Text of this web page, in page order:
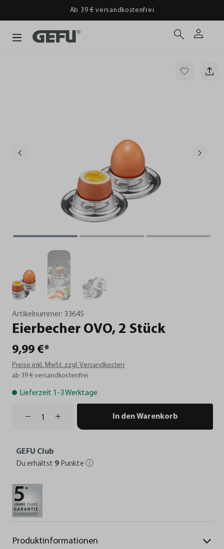
Ab 39 € versandkostenfrei
Artikelnummer: 33645
Eierbecher OVO, 2 Stück
9,99 €*
Preise inkl. MwSt. zzgl. Versandkosten
ab 39 € versandkostenfrei
Lieferzeit 1-3 Werktage
In den Warenkorb
GEFU Club
Du erhältst 9 Punkte ⓘ
Produktinformationen